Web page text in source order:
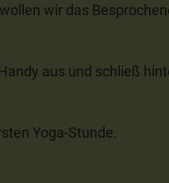
wir das
aus und schließ
Yoga-Stunde.